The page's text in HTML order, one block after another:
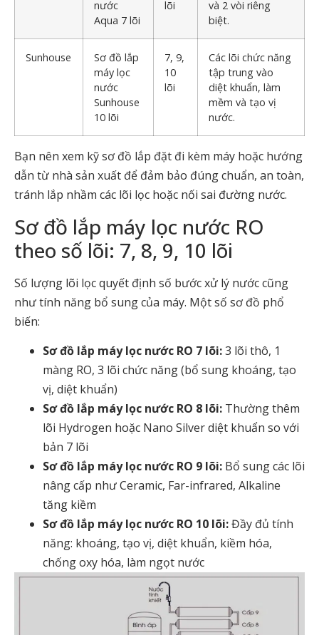
nước
Aqua 7 lõi
lõi
và 2 vòi riêng
biệt.
Sunhouse
Sơ đồ lắp
máy lọc
nước
Sunhouse
10 lõi
7, 9,
10
lõi
Các lõi chức năng
tập trung vào
diệt khuẩn, làm
mềm và tạo vị
nước.
Bạn nên xem kỹ sơ đồ lắp đặt đi kèm máy hoặc hướng
dẫn từ nhà sản xuất để đảm bảo đúng chuẩn, an toàn,
tránh lắp nhầm các lõi lọc hoặc nối sai đường nước.
Sơ đồ lắp máy lọc nước RO
theo số lõi: 7, 8, 9, 10 lõi
Số lượng lõi lọc quyết định số bước xử lý nước cũng
như tính năng bổ sung của máy. Một số sơ đồ phổ
biến:
Sơ đồ lắp máy lọc nước RO 7 lõi:3 lõi thô, 1
màng RO, 3 lõi chức năng (bổ sung khoáng, tạo
vị, diệt khuẩn)
Sơ đồ lắp máy lọc nước RO 8 lõi: Thường thêm
lõi Hydrogen hoặc Nano Silver diệt khuẩn so với
bản 7 lõi
Sơ đồ lắp máy lọc nước RO 9 lõi: Bổ sung các lõi
nâng cấp như Ceramic, Far-infrared, Alkaline
tăng kiềm
Sơ đồ lắp máy lọc nước RO 10 lõi:Đầy đủ tính
năng: khoáng, tạo vị, diệt khuẩn, kiềm hóa,
chống oxy hóa, làm ngọt nước